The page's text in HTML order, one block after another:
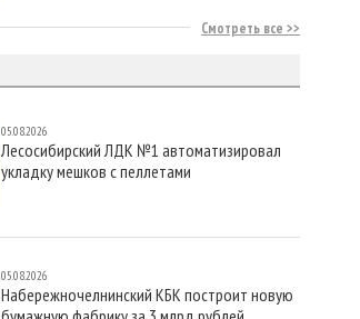
Смотреть все
05.08.2026
Лесосибирский ЛДК №1 автоматизировал
укладку мешков с пеллетами
05.08.2026
Набережночелнинский КБК построит новую